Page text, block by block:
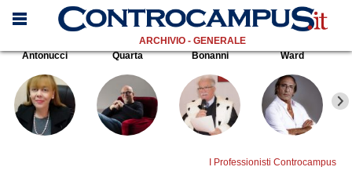
ARCHIVIO - GENERALE
Antonucci
Quarta Bonanni Ward
I Professionisti Controcampus